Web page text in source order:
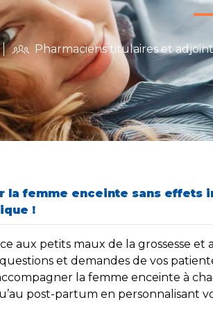
Pharmaciens titulaires et
la femme enceinte sans effets
!
aux petits maux de la grossesse et
et demandes de vos
la femme enceinte à
post-partum en personnalisant